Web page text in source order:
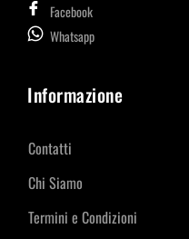
Facebook
Whatsapp
Informazione
Contatti
Chi Siamo
Termini e Condizioni